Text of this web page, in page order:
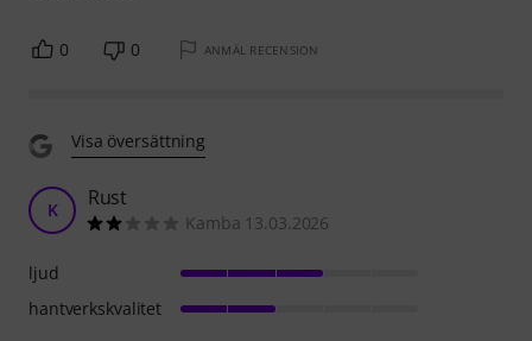
0 0 ANMÄL RECENSION
Visa översättning
K Rust
Kamba 13.03.2026
ljud
hantverkskvalitet